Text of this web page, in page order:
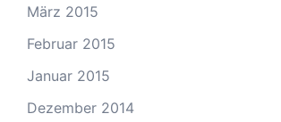
März 2015
Februar 2015
Januar 2015
Dezember 2014